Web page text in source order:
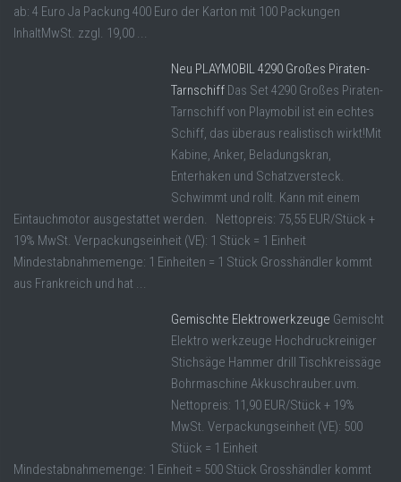
ab: 4 Euro Ja Packung 400 Euro der Karton mit 100 Packungen
InhaltMwSt. zzgl. 19,00 ...
Neu PLAYMOBIL 4290 Großes Piraten-
Tarnschiff Das Set 4290 Großes Piraten-
Tarnschiff von Playmobil ist ein echtes
Schiff, das überaus realistisch wirkt!Mit
Kabine, Anker, Beladungskran,
Enterhaken und Schatzversteck.
Schwimmt und rollt. Kann mit einem
Eintauchmotor ausgestattet werden. Nettopreis: 75,55 EUR/Stück +
19% MwSt. Verpackungseinheit (VE): 1 Stück = 1 Einheit
Mindestabnahmemenge: 1 Einheiten = 1 Stück Grosshändler kommt
aus Frankreich und hat ...
Gemischte Elektrowerkzeuge Gemischt
Elektro werkzeuge Hochdruckreiniger
Stichsäge Hammer drill Tischkreissäge
Bohrmaschine Akkuschrauber.uvm.
Nettopreis: 11,90 EUR/Stück + 19%
MwSt. Verpackungseinheit (VE): 500
Stück = 1 Einheit
Mindestabnahmemenge: 1 Einheit = 500 Stück Grosshändler kommt